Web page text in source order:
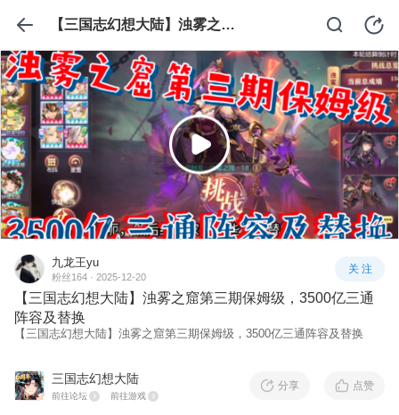
【三国志幻想大陆】浊雾之窟第三期保姆级，3500亿三通阵容及替换
九龙王yu
粉丝164 · 2025-12-20
关 注
【三国志幻想大陆】浊雾之窟第三期保姆级，3500亿三通
阵容及替换
【三国志幻想大陆】浊雾之窟第三期保姆级，3500亿三通阵容及替换
三国志幻想大陆
前往论坛 前往游戏
分享 点赞